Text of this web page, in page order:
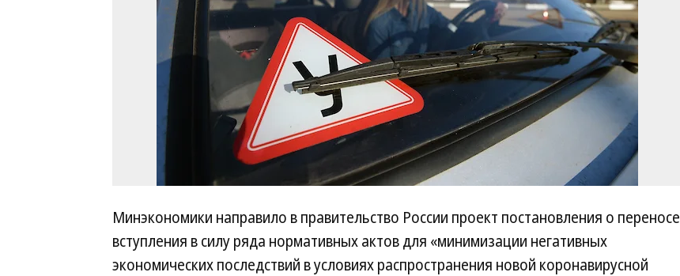
Минэкономики направило в правительство России проект постановления о переносе
вступления в силу ряда нормативных актов для «минимизации негативных
экономических последствий в условиях распространения новой коронавирусной